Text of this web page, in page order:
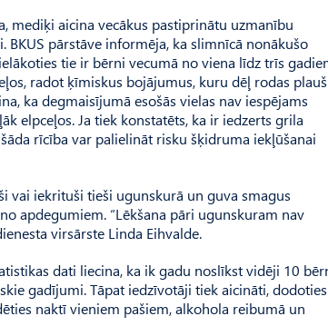
mediķi aicina vecākus pastiprinātu uzmanību
pārstāve informēja, ka slimnīcā nonākušo
tie ir bērni vecumā no viena līdz trīs
radot ķīmiskus bojājumus, kuru dēļ rodas
ka degmaisījumā esošās vielas nav iespējams
elpceļos. Ja tiek konstatēts, ka ir iedzerts grila
rīcība var palielināt risku šķidruma iekļūšanai
vai iekrituši tieši ugunskurā un guva smagus
apdegumiem. “Lēkšana pāri ugunskuram nav
virsārste Linda Eihvalde.
dati liecina, ka ik gadu noslīkst vidēji 10
gadījumi. Tāpat iedzīvotāji tiek aicināti, dodoties
naktī vieniem pašiem, alkohola reibumā un